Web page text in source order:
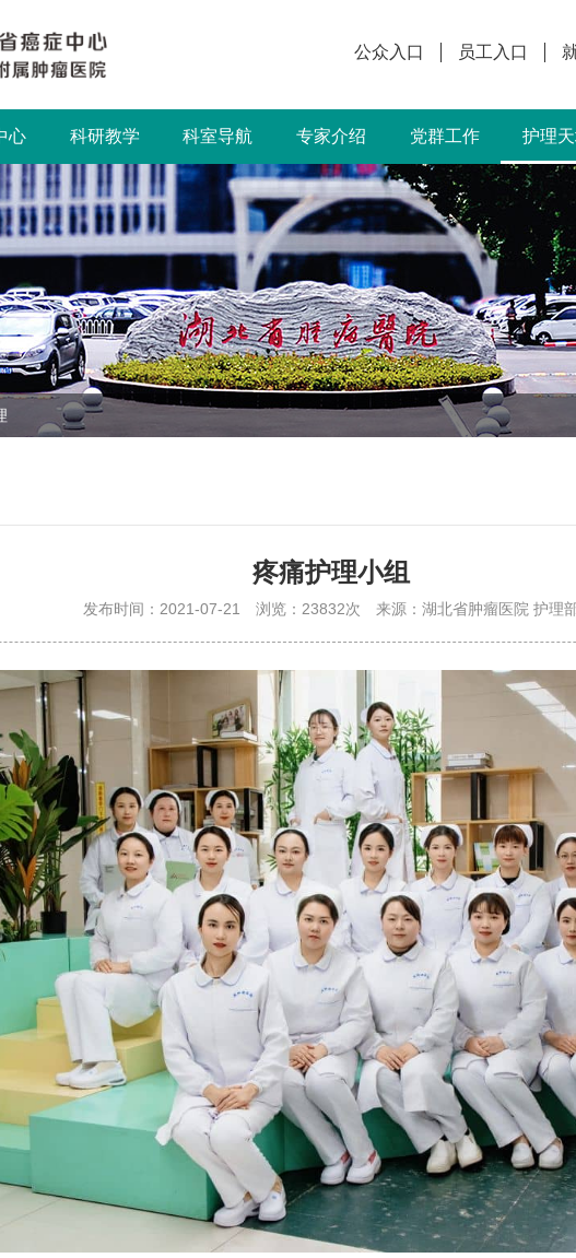
公众入口 员工入口
心 科研教学 科室导航 专家介绍 党群工作 护理
疼痛护理小组
发布时间：2021-07-21 浏览：23832次 来源：湖北省肿瘤医院 护理